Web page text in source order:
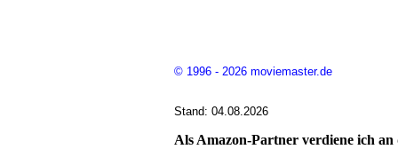
© 1996 - 2026 moviemaster.de
Stand: 04.08.2026
Als Amazon-Partner verdiene ich